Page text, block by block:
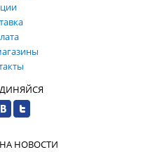
НОВОСТИ